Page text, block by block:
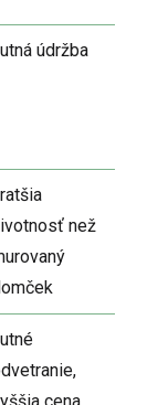
údržba
než